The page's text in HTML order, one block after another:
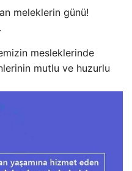
meleklerin günü!
mesleklerinde
mutlu ve huzurlu